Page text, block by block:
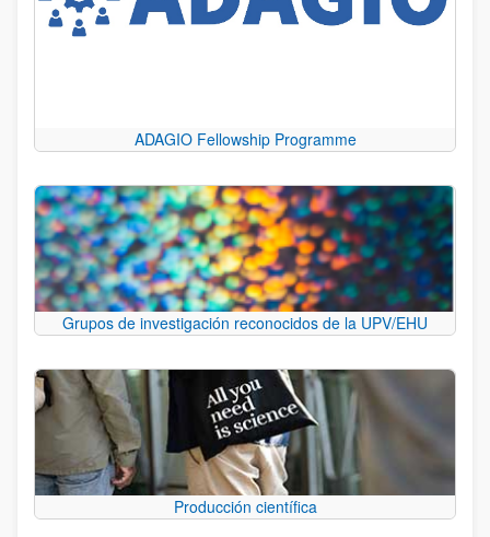
ADAGIO Fellowship Programme
Grupos de investigación reconocidos de la UPV/EHU
Producción científica